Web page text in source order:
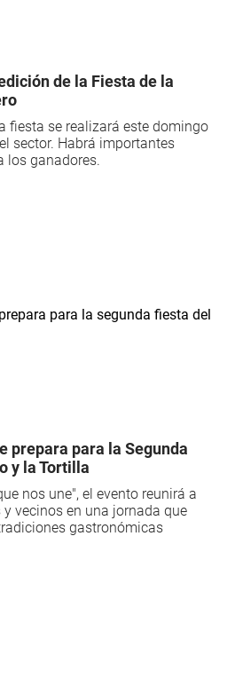
de la Fiesta de la
fiesta se realizará este domingo
sector. Habrá importantes
los ganadores.
prepara para la Segunda
y la Tortilla
nos une", el evento reunirá a
vecinos en una jornada que
gastronómicas